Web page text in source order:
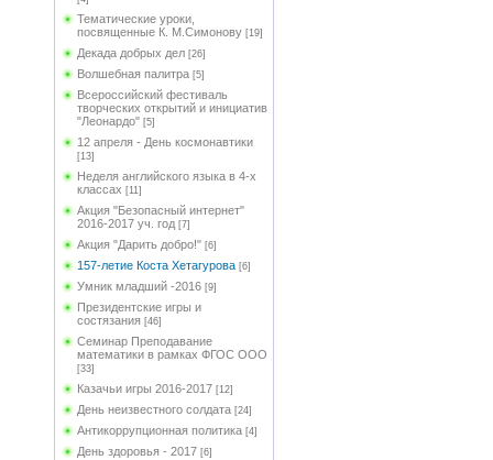
Тематические уроки,
посвященные К. М.Симонову [19]
Декада добрых дел [26]
Волшебная палитра [5]
Всероссийский фестиваль
творческих открытий и инициатив
"Леонардо" [5]
12 апреля - День космонавтики
[13]
Неделя английского языка в 4-х
классах [11]
Акция "Безопасный интернет"
2016-2017 уч. год [7]
Акция "Дарить добро!" [6]
157-летие Коста Хетагурова [6]
Умник младший -2016 [9]
Президентские игры и
состязания [46]
Семинар Преподавание
математики в рамках ФГОС ООО
[33]
Казачьи игры 2016-2017 [12]
День неизвестного солдата [24]
Антикоррупционная политика [4]
День здоровья - 2017 [6]